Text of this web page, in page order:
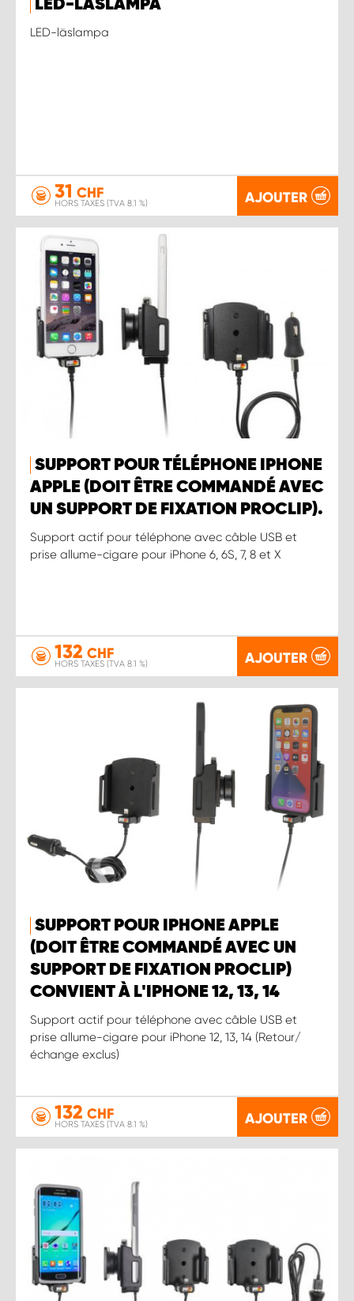
LED-LÄSLAMPA
LED-läslampa
31 CHF
HORS TAXES (TVA 8.1 %) AJOUTER
SUPPORT POUR TÉLÉPHONE IPHONE
APPLE (DOIT ÊTRE COMMANDÉ AVEC
UN SUPPORT DE FIXATION PROCLIP).
Support actif pour téléphone avec câble USB et
prise allume-cigare pour iPhone 6, 6S, 7, 8 et X
132 CHF
HORS TAXES (TVA 8.1 %) AJOUTER
SUPPORT POUR IPHONE APPLE
(DOIT ÊTRE COMMANDÉ AVEC UN
SUPPORT DE FIXATION PROCLIP)
CONVIENT À L'IPHONE 12, 13, 14
Support actif pour téléphone avec câble USB et
prise allume-cigare pour iPhone 12, 13, 14 (Retour/
échange exclus)
132 CHF
HORS TAXES (TVA 8.1 %) AJOUTER